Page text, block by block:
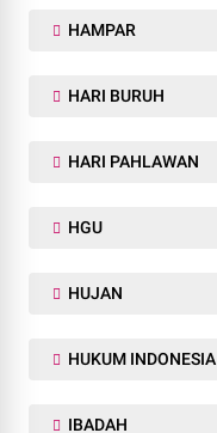
HAMPAR
HARI BURUH
HARI PAHLAWAN
HGU
HUJAN
HUKUM INDONESIA
IBADAH